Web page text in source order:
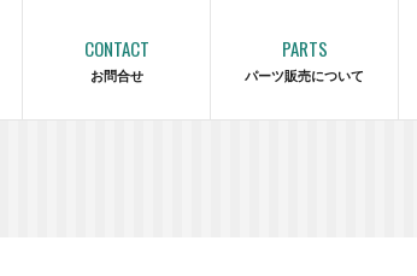
CONTACT
お問合せ
PARTS
パーツ販売について